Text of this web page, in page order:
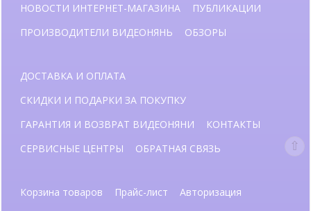
НОВОСТИ ИНТЕРНЕТ-МАГАЗИНА
ПУБЛИКАЦИИ
ПРОИЗВОДИТЕЛИ ВИДЕОНЯНЬ
ОБЗОРЫ
ДОСТАВКА И ОПЛАТА
СКИДКИ И ПОДАРКИ ЗА ПОКУПКУ
ГАРАНТИЯ И ВОЗВРАТ ВИДЕОНЯНИ
КОНТАКТЫ
СЕРВИСНЫЕ ЦЕНТРЫ
ОБРАТНАЯ СВЯЗЬ
Корзина товаров Прайс-лист Авторизация